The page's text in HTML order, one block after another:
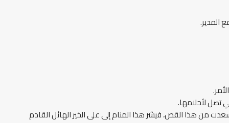
المدير.
تصل لأحلامها.
من هذا القص، فيشر هذا المنام إلى على الخير الهائل القادم